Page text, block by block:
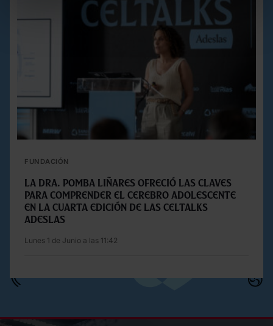
FUNDACIÓN
La Dra. Pomba Liñares ofreció las claves
para comprender el cerebro adolescente
en la cuarta edición de las Celtalks
Adeslas
Lunes 1 de Junio a las 11:42